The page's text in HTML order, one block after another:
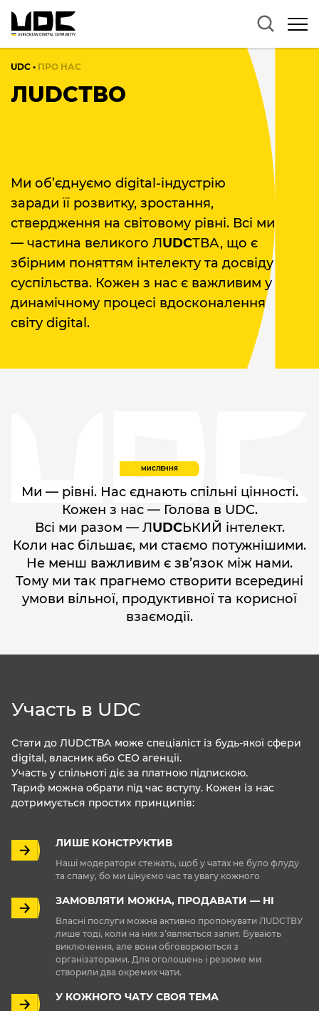
UDC • ПРО НАС
ЛUDCТВО
Ми об’єднуємо digital-індустрію
заради її розвитку, зростання,
ствердження на світовому рівні. Всі ми
— частина великого ЛUDCТВА, що є
збірним поняттям інтелекту та досвіду
суспільства. Кожен з нас є важливим у
динамічному процесі вдосконалення
світу digital.
МИСЛЕННЯ
Ми — рівні. Нас єднають спільні цінності.
Кожен з нас — Голова в UDC.
Всі ми разом — ЛUDCЬКИЙ інтелект.
Коли нас більшає, ми стаємо потужнішими.
Не менш важливим є зв’язок між нами.
Тому ми так прагнемо створити всередині
умови вільної, продуктивної та корисної
взаємодії.
Участь в UDC
Стати до ЛUDCТВА може спеціаліст із будь-якої сфери
digital, власник або СЕО агенції.
Участь у спільноті діє за платною підпискою.
Тариф можна обрати під час вступу. Кожен із нас
дотримується простих принципів:
ЛИШЕ КОНСТРУКТИВ
Наші модератори стежать, щоб у чатах не було флуду
та спаму, бо ми цінуємо час та увагу кожного
ЗАМОВЛЯТИ МОЖНА, ПРОДАВАТИ — НІ
Власні послуги можна активно пропонувати ЛUDCТВУ
лише тоді, коли на них з’являється запит. Бувають
виключення, але вони обговорюються з
організаторами. Для оголошень і резюме ми
створили два окремих чати.
У КОЖНОГО ЧАТУ СВОЯ ТЕМА